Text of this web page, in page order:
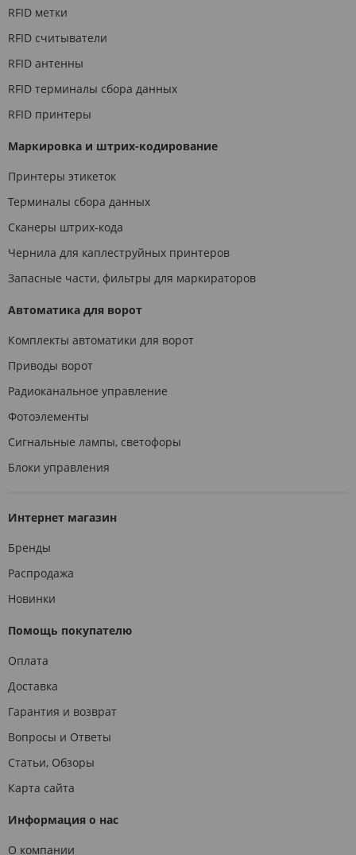
RFID метки
RFID считыватели
RFID антенны
RFID терминалы сбора данных
RFID принтеры
Маркировка и штрих-кодирование
Принтеры этикеток
Терминалы сбора данных
Сканеры штрих-кода
Чернила для каплеструйных принтеров
Запасные части, фильтры для маркираторов
Автоматика для ворот
Комплекты автоматики для ворот
Приводы ворот
Радиоканальное управление
Фотоэлементы
Сигнальные лампы, светофоры
Блоки управления
Интернет магазин
Бренды
Распродажа
Новинки
Помощь покупателю
Оплата
Доставка
Гарантия и возврат
Вопросы и Ответы
Статьи, Обзоры
Карта сайта
Информация о нас
О компании